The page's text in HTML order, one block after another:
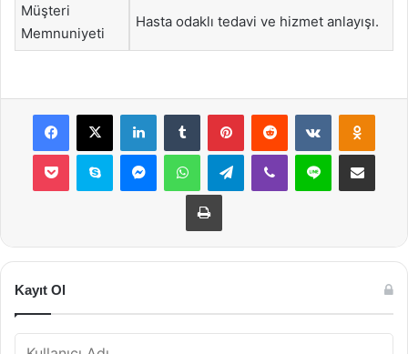
Müşteri
Memnuniyeti
Hasta odaklı tedavi ve hizmet anlayışı.
Facebook
X LinkedInTumblr PinterestReddit VKontakte
Pocket Skype MessengerWhatsAppTelegramViber Line E-Posta ile
Yazdır
Kayıt Ol